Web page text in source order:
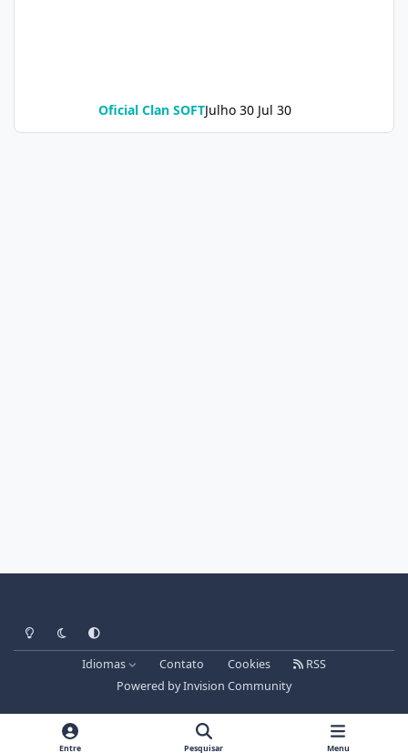
Oficial Clan SOFTJulho 30 Jul 30
Light ModeDark ModeSystem Preference
Idiomas Contato Cookies
RSS
Powered byInvision Community
Entre Pesquisar Menu